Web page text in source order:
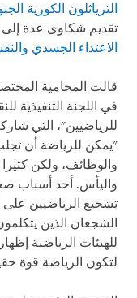
الترياثلون الكورية
تقديم شكاوى عدة
الاعتداء الجسدي
قالت المحامية
في اللجنة التنفيذية
للرياضيين"، التي
"يمكن للرياضة أن
والوظائف، ولكن كثيرا
واليأس. أحد أسباب
تشجيع الرياضيين على
الشجعان الذين
للهيئات الرياضية
لتكون الرياضة قوة